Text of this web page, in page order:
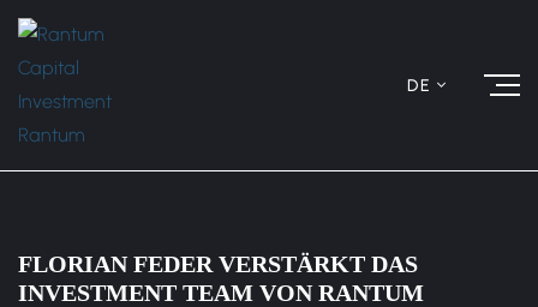
DE
FLORIAN FEDER VERSTÄRKT DAS
INVESTMENT TEAM VON RANTUM